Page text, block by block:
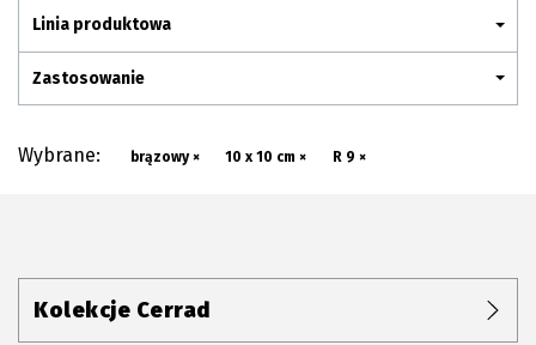
Linia produktowa
Zastosowanie
Wybrane: brązowy × 10 x 10 cm × R 9 ×
Kolekcje Cerrad